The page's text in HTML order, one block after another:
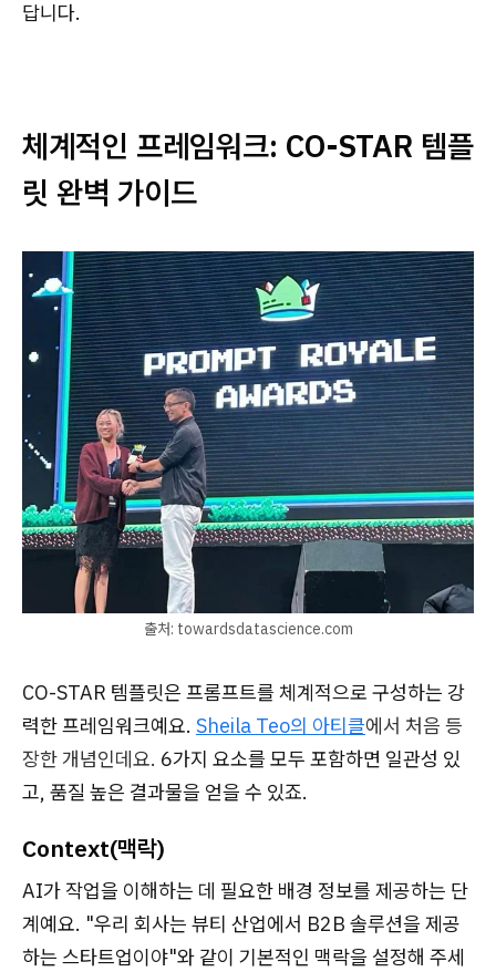
답니다.
체계적인 프레임워크: CO-STAR 템플
릿 완벽 가이드
출처: towardsdatascience.com
CO-STAR 템플릿은 프롬프트를 체계적으로 구성하는 강
력한 프레임워크예요. Sheila Teo의 아티클에서 처음 등
장한 개념인데요. 6가지 요소를 모두 포함하면 일관성 있
고, 품질 높은 결과물을 얻을 수 있죠.
Context(맥락)
AI가 작업을 이해하는 데 필요한 배경 정보를 제공하는 단
계예요. "우리 회사는 뷰티 산업에서 B2B 솔루션을 제공
하는 스타트업이야"와 같이 기본적인 맥락을 설정해 주세